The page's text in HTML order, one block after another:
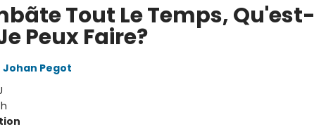
Tout Le Temps, Qu'est-
Peux Faire?
Johan Pegot